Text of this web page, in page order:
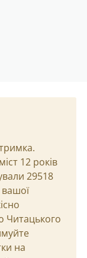
12 років
29518
Читацького
на